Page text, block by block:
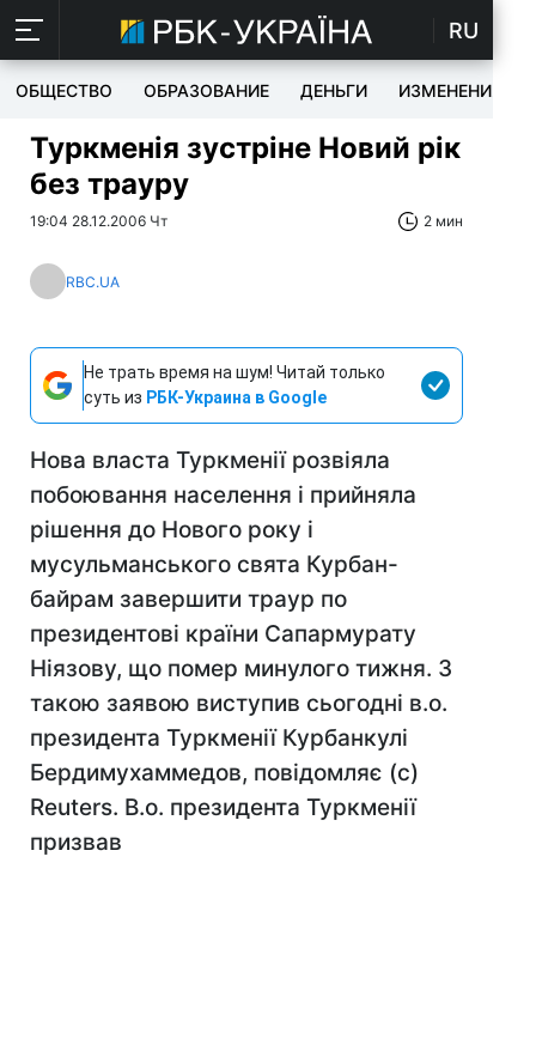
RU
ОБЩЕСТВО ОБРАЗОВАНИЕ ДЕНЬГИ ИЗМЕНЕНИЯ
Туркменія зустріне Новий рік
без трауру
19:04 28.12.2006 Чт 2 мин
RBC.UA
Не трать время на шум! Читай только
суть из РБК-Украина в Google
Нова власта Туркменії розвіяла
побоювання населення і прийняла
рішення до Нового року і
мусульманського свята Курбан-
байрам завершити траур по
президентові країни Сапармурату
Ніязову, що помер минулого тижня. З
такою заявою виступив сьогодні в.о.
президента Туркменії Курбанкулі
Бердимухаммедов, повідомляє (с)
Reuters. В.о. президента Туркменії
призвав